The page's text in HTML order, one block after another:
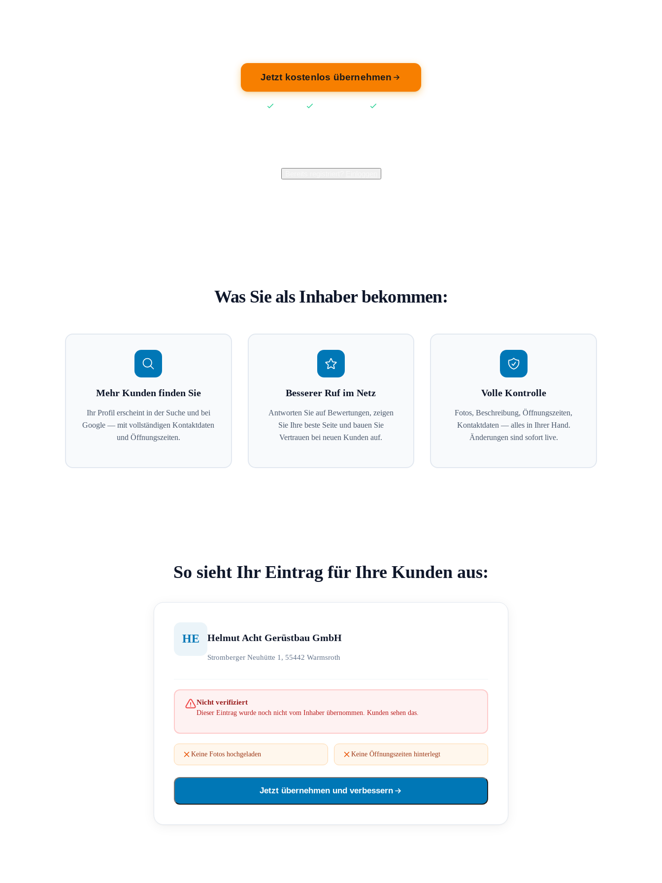
Jetzt kostenlos übernehmen
Was Sie als Inhaber bekommen:
Mehr Kunden finden Sie
Ihr Profil erscheint in der Suche und bei
Google — mit vollständigen Kontaktdaten
und Öffnungszeiten.
Besserer Ruf im Netz
Antworten Sie auf Bewertungen, zeigen
Sie Ihre beste Seite und bauen Sie
Vertrauen bei neuen Kunden auf.
Volle Kontrolle
Fotos, Beschreibung, Öffnungszeiten,
Kontaktdaten — alles in Ihrer Hand.
Änderungen sind sofort live.
So sieht Ihr Eintrag für Ihre Kunden aus:
HE Helmut Acht Gerüstbau GmbH
Stromberger Neuhütte 1, 55442 Warmsroth
Nicht verifiziert
Dieser Eintrag wurde noch nicht vom Inhaber übernommen. Kunden sehen das.
Keine Fotos hochgeladen Keine Öffnungszeiten hinterlegt
Jetzt übernehmen und verbessern